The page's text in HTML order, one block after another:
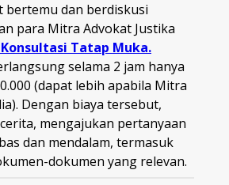
bertemu dan berdiskusi
para Mitra Advokat Justika
Tatap Muka.
selama 2 jam hanya
(dapat lebih apabila Mitra
Dengan biaya tersebut,
mengajukan pertanyaan
dan mendalam, termasuk
dokumen yang relevan.